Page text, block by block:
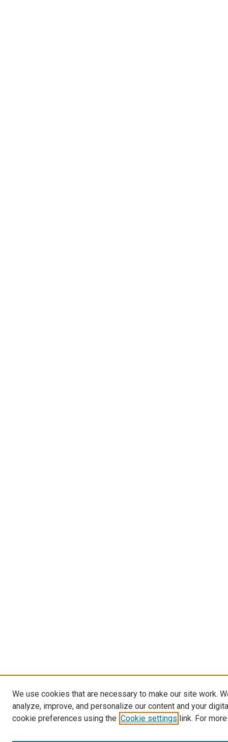
We use cookies that are necessary to make our site work.
analyze, improve, and personalize our content and your
cookie preferences using the Cookie settings link. For